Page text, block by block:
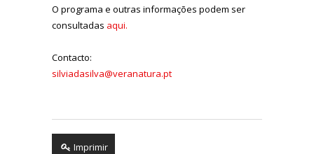
O programa e outras informações podem ser
consultadas aqui.
Contacto:
silviadasilva@veranatura.pt
Imprimir